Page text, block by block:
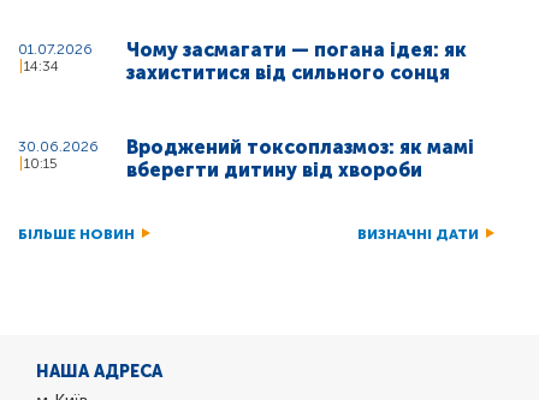
01.07.2026
14:34
Чому засмагати — погана ідея: як
захиститися від сильного сонця
30.06.2026
10:15
Вроджений токсоплазмоз: як мамі
вберегти дитину від хвороби
БІЛЬШЕ НОВИН ВИЗНАЧНІ ДАТИ
НАША АДРЕСА